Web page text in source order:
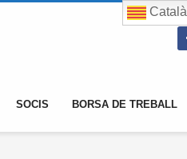
SOCIS BORSA DE TREBALL
Català